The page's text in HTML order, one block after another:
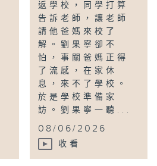
返學校，同學打算
告訴老師，讓老師
請他爸媽來校了
解。劉果寧卻不
怕，事關爸媽正得
了流感，在家休
息，來不了學校。
於是學校準備家
訪。劉果寧一聽...
08/06/2026
收看